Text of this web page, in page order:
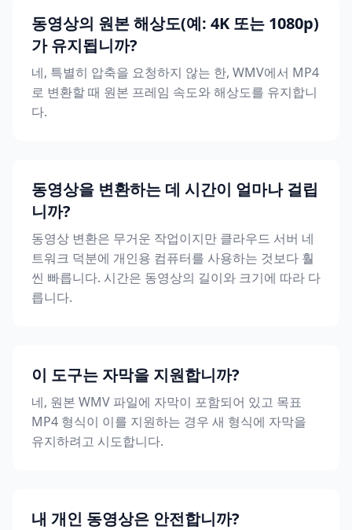
동영상의 원본 해상도(예: 4K 또는 1080p)
가 유지됩니까?
네, 특별히 압축을 요청하지 않는 한, WMV에서 MP4
로 변환할 때 원본 프레임 속도와 해상도를 유지합니
다.
동영상을 변환하는 데 시간이 얼마나 걸립
니까?
동영상 변환은 무거운 작업이지만 클라우드 서버 네
트워크 덕분에 개인용 컴퓨터를 사용하는 것보다 훨
씬 빠릅니다. 시간은 동영상의 길이와 크기에 따라 다
릅니다.
이 도구는 자막을 지원합니까?
네, 원본 WMV 파일에 자막이 포함되어 있고 목표
MP4 형식이 이를 지원하는 경우 새 형식에 자막을
유지하려고 시도합니다.
내 개인 동영상은 안전합니까?